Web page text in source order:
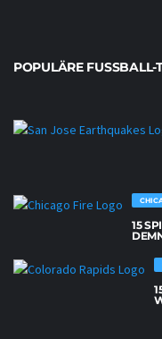
POPULÄRE FUSSBALL-
15